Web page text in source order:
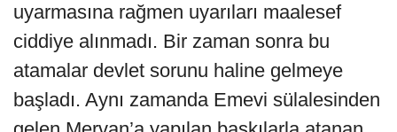
uyarmasına rağmen uyarıları maalesef
ciddiye alınmadı. Bir zaman sonra bu
atamalar devlet sorunu haline gelmeye
başladı. Aynı zamanda Emevi sülalesinden